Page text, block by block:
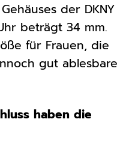
der DKNY
beträgt 34 mm.
für Frauen, die
gut ablesbare
haben die